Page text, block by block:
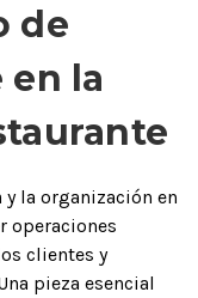
de
la
la organización en
operaciones
clientes y
pieza esencial